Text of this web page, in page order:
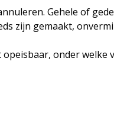
Gehele of
zijn gemaakt,
onder welke